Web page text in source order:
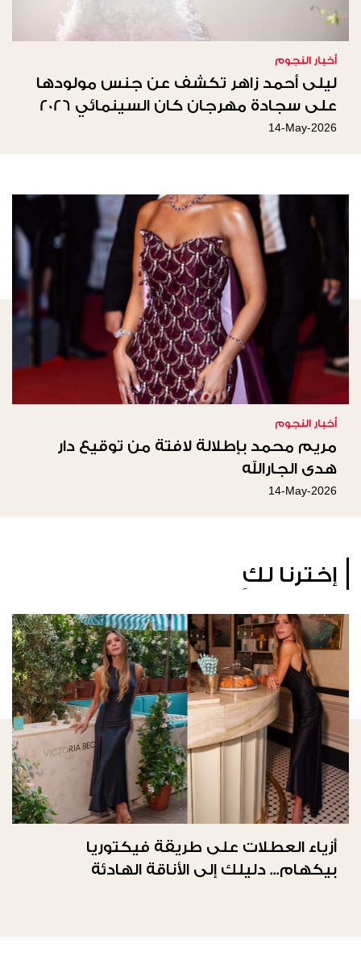
أخبار النجوم
ليلى أحمد زاهر تكشف عن جنس مولودها
على سجادة مهرجان كان السينمائي 2026
14-May-2026
أخبار النجوم
مريم محمد بإطلالة لافتة من توقيع دار
هدى الجارالله
14-May-2026
إخترنا لكِ
أزياء العطلات على طريقة فيكتوريا
بيكهام... دليلك إلى الأناقة الهادئة